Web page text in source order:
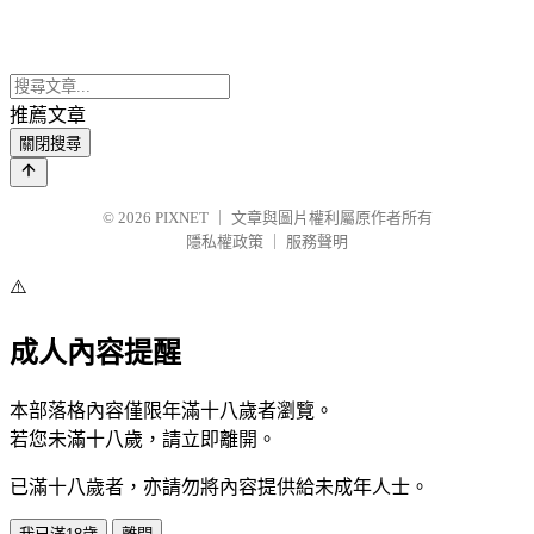
推薦文章
關閉搜尋
© 2026 PIXNET
文章與圖片權利屬原作者所有
隱私權政策
服務聲明
⚠️
成人內容提醒
本部落格內容僅限年滿十八歲者瀏覽。
若您未滿十八歲，請立即離開。
已滿十八歲者，亦請勿將內容提供給未成年人士。